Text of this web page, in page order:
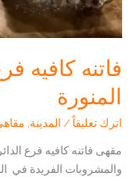
فاتنه كافيه
المنورة
اترك تعليقاً / المدينة
مقهى فاتنه كافيه فرع
والمشروبات الفريدة في